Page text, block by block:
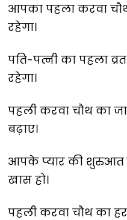
आपका पहला करवा
रहेगा।
पति-पत्नी का पहला
रहेगा।
पहली करवा चौथ का
बढ़ाए।
आपके प्यार की शुरुआत
खास हो।
पहली करवा चौथ का